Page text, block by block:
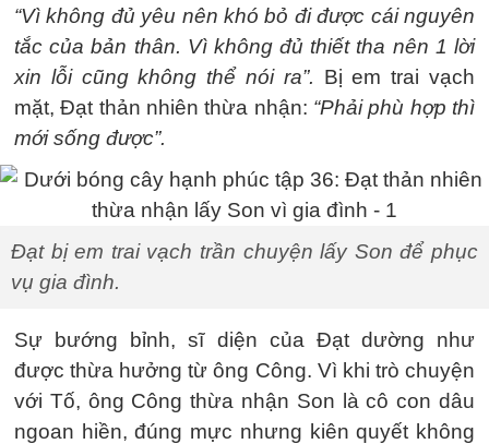
“Vì không đủ yêu nên khó bỏ đi được cái nguyên
tắc của bản thân. Vì không đủ thiết tha nên 1 lời
xin lỗi cũng không thể nói ra”. Bị em trai vạch
mặt, Đạt thản nhiên thừa nhận: “Phải phù hợp thì
mới sống được”.
Đạt bị em trai vạch trần chuyện lấy Son để phục
vụ gia đình.
Sự bướng bỉnh, sĩ diện của Đạt dường như
được thừa hưởng từ ông Công. Vì khi trò chuyện
với Tố, ông Công thừa nhận Son là cô con dâu
ngoan hiền, đúng mực nhưng kiên quyết không